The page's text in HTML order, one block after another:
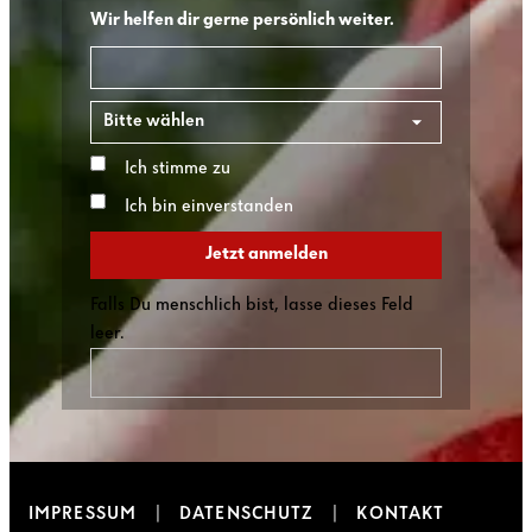
Wir helfen dir gerne persönlich weiter.
Bundesland*
Datenschutzhinweis *
Ich stimme zu
Newsletter Einwilligung
Ich bin einverstanden
Jetzt anmelden
Falls Du menschlich bist, lasse dieses Feld
leer.
IMPRESSUM DATENSCHUTZ KONTAKT